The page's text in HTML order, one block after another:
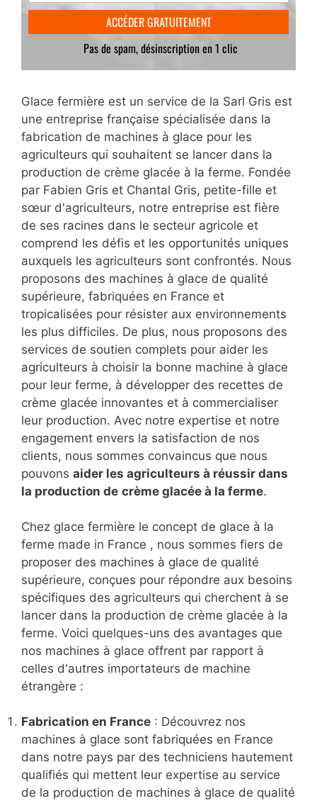
Glace fermière est un service de la Sarl Gris est
une entreprise française spécialisée dans la
fabrication de machines à glace pour les
agriculteurs qui souhaitent se lancer dans la
production de crème glacée à la ferme. Fondée
par Fabien Gris et Chantal Gris, petite-fille et
sœur d'agriculteurs, notre entreprise est fière
de ses racines dans le secteur agricole et
comprend les défis et les opportunités uniques
auxquels les agriculteurs sont confrontés. Nous
proposons des machines à glace de qualité
supérieure, fabriquées en France et
tropicalisées pour résister aux environnements
les plus difficiles. De plus, nous proposons des
services de soutien complets pour aider les
agriculteurs à choisir la bonne machine à glace
pour leur ferme, à développer des recettes de
crème glacée innovantes et à commercialiser
leur production. Avec notre expertise et notre
engagement envers la satisfaction de nos
clients, nous sommes convaincus que nous
pouvons aider les agriculteurs à réussir dans
la production de crème glacée à la ferme.
Chez glace fermière le concept de glace à la
ferme made in France , nous sommes fiers de
proposer des machines à glace de qualité
supérieure, conçues pour répondre aux besoins
spécifiques des agriculteurs qui cherchent à se
lancer dans la production de crème glacée à la
ferme. Voici quelques-uns des avantages que
nos machines à glace offrent par rapport à
celles d'autres importateurs de machine
étrangère :
Fabrication en France : Découvrez nos
machines à glace sont fabriquées en France
dans notre pays par des techniciens hautement
qualifiés qui mettent leur expertise au service
de la production de machines à glace de qualité